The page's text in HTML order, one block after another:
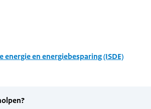
en energiebesparing (ISDE)